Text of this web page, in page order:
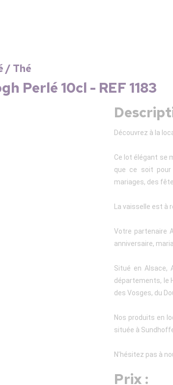
/ Thé
Perlé 10cl - REF 1183
Découvrez à la
Ce lot élégant se
que ce soit pour
mariages, des
La vaisselle est à
Votre partenaire
anniversaire,
Situé en Alsace,
départements, le
des Vosges, du
Nos produits en
située à
N’hésitez pas à
Prix :